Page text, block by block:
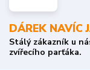
DÁREK NAVÍC
Stálý zákazník u
zvířecího parťáka.